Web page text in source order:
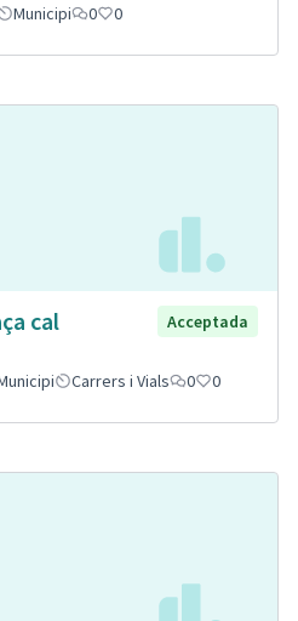
Municipi 0 0
cal
Acceptada
Carrers i Vials 0 0